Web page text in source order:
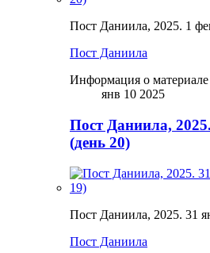
Пост Даниила, 2025. 1
Пост Даниила
Информация о материале
янв 10 2025
Пост Даниила,
(день 20)
Пост Даниила, 2025. 31
Пост Даниила